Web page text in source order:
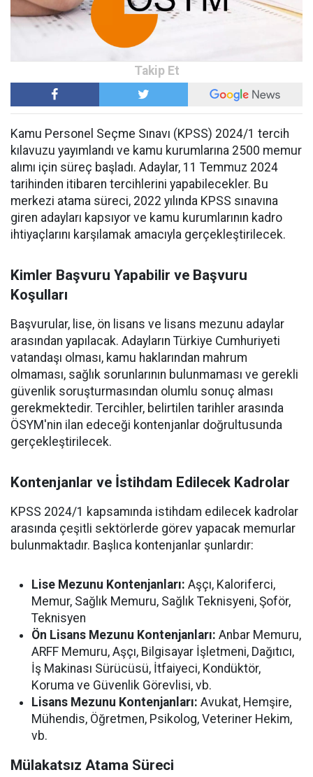
Kamu Personel Seçme Sınavı (KPSS) 2024/1 tercih
kılavuzu yayımlandı ve kamu kurumlarına 2500 memur
alımı için süreç başladı. Adaylar, 11 Temmuz 2024
tarihinden itibaren tercihlerini yapabilecekler. Bu
merkezi atama süreci, 2022 yılında KPSS sınavına
giren adayları kapsıyor ve kamu kurumlarının kadro
ihtiyaçlarını karşılamak amacıyla gerçekleştirilecek.
Kimler Başvuru Yapabilir ve Başvuru
Koşulları
Başvurular, lise, ön lisans ve lisans mezunu adaylar
arasından yapılacak. Adayların Türkiye Cumhuriyeti
vatandaşı olması, kamu haklarından mahrum
olmaması, sağlık sorunlarının bulunmaması ve gerekli
güvenlik soruşturmasından olumlu sonuç alması
gerekmektedir. Tercihler, belirtilen tarihler arasında
ÖSYM'nin ilan edeceği kontenjanlar doğrultusunda
gerçekleştirilecek.
Kontenjanlar ve İstihdam Edilecek Kadrolar
KPSS 2024/1 kapsamında istihdam edilecek kadrolar
arasında çeşitli sektörlerde görev yapacak memurlar
bulunmaktadır. Başlıca kontenjanlar şunlardır:
Lise Mezunu Kontenjanları: Aşçı, Kaloriferci,
Memur, Sağlık Memuru, Sağlık Teknisyeni, Şoför,
Teknisyen
Ön Lisans Mezunu Kontenjanları: Anbar Memuru,
ARFF Memuru, Aşçı, Bilgisayar İşletmeni, Dağıtıcı,
İş Makinası Sürücüsü, İtfaiyeci, Kondüktör,
Koruma ve Güvenlik Görevlisi, vb.
Lisans Mezunu Kontenjanları: Avukat, Hemşire,
Mühendis, Öğretmen, Psikolog, Veteriner Hekim,
vb.
Mülakatsız Atama Süreci